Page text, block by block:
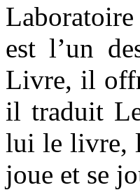
est l’un
Livre, il
il traduit
lui le livre,
joue et se